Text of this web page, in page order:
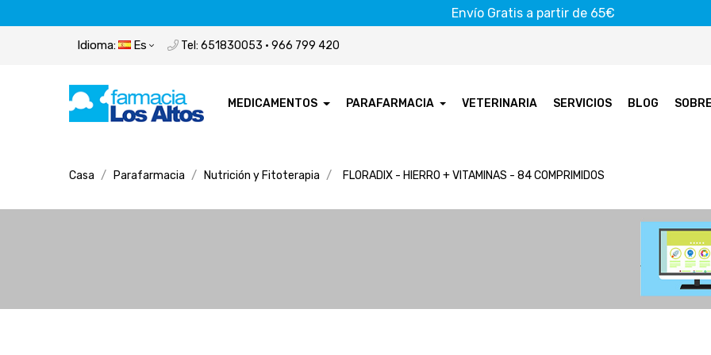
Envío Gratis a partir de 65€
Idioma: Es Tel: 651830053 · 966 799 420
MEDICAMENTOS PARAFARMACIA VETERINARIA SERVICIOS BLOG
Casa Parafarmacia Nutrición y Fitoterapia FLORADIX - HIERRO + VITAMINAS - 84 COMPRIMIDOS